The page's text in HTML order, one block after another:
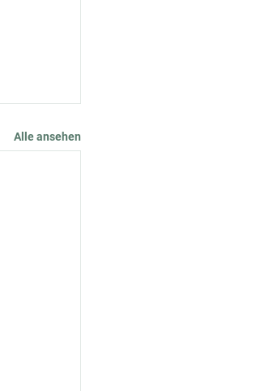
Alle ansehen